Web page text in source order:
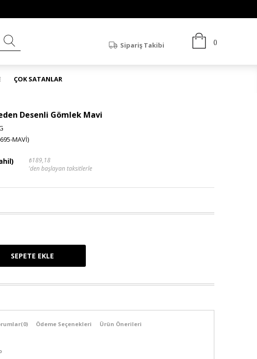
Sipariş Takibi
ÇOK SATANLAR
Desenli Gömlek Mavi
MAVİ)
₺189,18
'den başlayan taksitlerle
(0) Ödeme Seçenekleri Ürün Önerileri